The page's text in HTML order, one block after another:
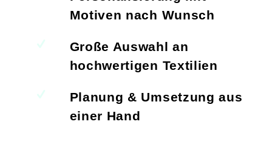
Motiven nach Wunsch
Große Auswahl an
hochwertigen Textilien
Planung & Umsetzung aus
einer Hand